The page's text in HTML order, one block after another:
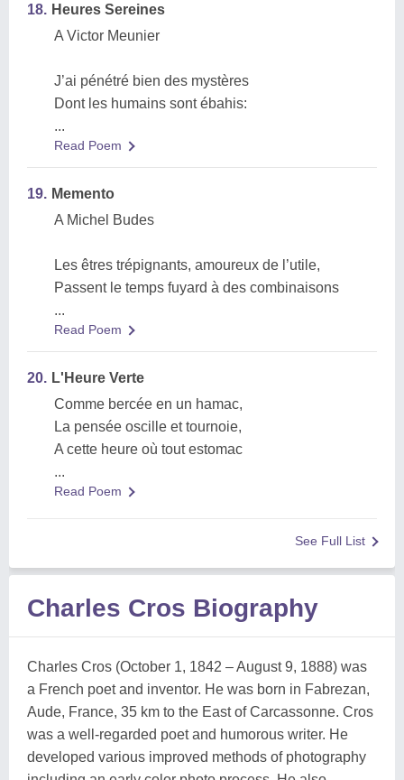
18. Heures Sereines
A Victor Meunier
J’ai pénétré bien des mystères
Dont les humains sont ébahis:
...
Read Poem
19. Memento
A Michel Budes
Les êtres trépignants, amoureux de l’utile,
Passent le temps fuyard à des combinaisons
...
Read Poem
20. L'Heure Verte
Comme bercée en un hamac,
La pensée oscille et tournoie,
A cette heure où tout estomac
...
Read Poem
See Full List
Charles Cros Biography
Charles Cros (October 1, 1842 – August 9, 1888) was
a French poet and inventor. He was born in Fabrezan,
Aude, France, 35 km to the East of Carcassonne. Cros
was a well-regarded poet and humorous writer. He
developed various improved methods of photography